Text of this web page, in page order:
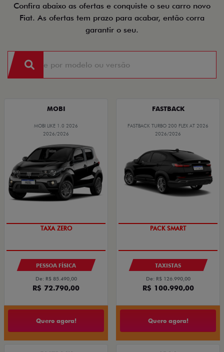
Confira abaixo as ofertas e conquiste o seu carro novo
Fiat. As ofertas tem prazo para acabar, então corra
garantir o seu.
MOBI
MOBI LIKE 1.0 2026
2026/2026
PREÇO IMPERDÍVEL
PESSOA FÍSICA
De: R$ 85.490,00
R$ 72.790,00
Quero agora!
FASTBACK
FASTBACK TURBO 200 FLEX AT 2026
2026/2026
PACK SMART
TAXISTAS
De: R$ 126.990,00
R$ 100.990,00
Quero agora!